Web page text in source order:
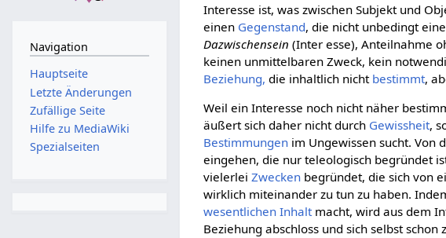
Interesse ist, was zwischen Subjekt und
einen Gegenstand, die nicht unbedingt
Dazwischensein (Inter esse), Anteilnahme
keinen unmittelbaren Zweck, kein
Beziehung, die inhaltlich nicht bestimmt,
Weil ein Interesse noch nicht näher
äußert sich daher nicht durch Gewissheit,
Bestimmungen im Ungewissen sucht. Von
eingehen, die nur teleologisch begründet
vielerleiZwecken begründet, die sich von
wirklich miteinander zu tun zu haben.
wesentlichen Inhaltmacht, wird aus dem
Beziehung abschloss und sich selbst schon
Navigation
Hauptseite
Letzte Änderungen
Zufällige Seite
Hilfe zu MediaWiki
Spezialseiten